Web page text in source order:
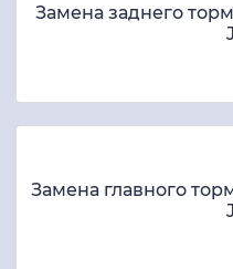
Замена заднего
Замена главного